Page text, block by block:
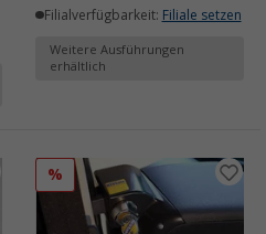
Filialverfügbarkeit: Filiale setzen
Weitere Ausführungen
erhältlich
%